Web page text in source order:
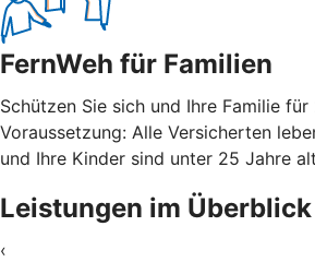
FernWeh für Familien
Schützen Sie sich und Ihre Familie
Voraussetzung: Alle Versicherten
und Ihre Kinder sind unter 25 Jahre
Leistungen im Überblick
‹